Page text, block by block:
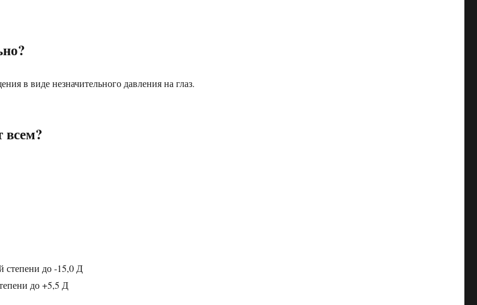
в виде незначительного давления на глаз.
всем?
степени до -15,0 Д
до +5,5 Д